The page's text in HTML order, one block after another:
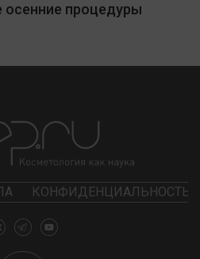
процедуры
КОНФИДЕНЦИАЛЬНОСТЬ